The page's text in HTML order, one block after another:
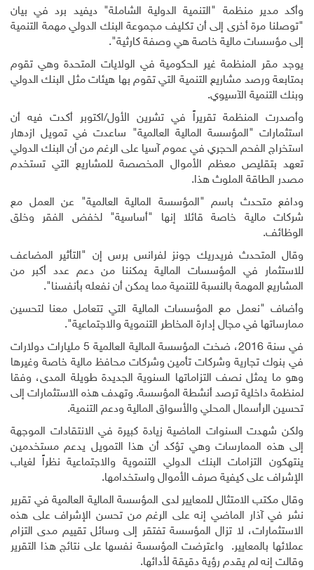
وأكد مدير منظمة "التنمية الدولية الشاملة" ديفيد برد في بيان
"توصلنا مرة أخرى إلى أن تكليف مجموعة البنك الدولي مهمة التنمية
إلى مؤسسات مالية خاصة هي وصفة كارثية".
يوجد مقر المنظمة غير الحكومية في الولايات المتحدة وهي تقوم
بمتابعة ورصد مشاريع التنمية التي تقوم بها هيئات مثل البنك الدولي
وبنك التنمية الآسيوي.
وأصدرت المنظمة تقريراً في تشرين الأول/اكتوبر أكدت فيه أن
استثمارات "المؤسسة المالية العالمية" ساعدت في تمويل ازدهار
استخراج الفحم الحجري في عموم آسيا على الرغم من أن البنك الدولي
تعهد بتقليص معظم الأموال المخصصة للمشاريع التي تستخدم
مصدر الطاقة الملوث هذا.
ودافع متحدث باسم "المؤسسة المالية العالمية" عن العمل مع
شركات مالية خاصة قائلا إنها "أساسية" لخفض الفقر وخلق
الوظائف.
وقال المتحدث فريدريك جونز لفرانس برس إن "التأثير المضاعف
للاستثمار في المؤسسات المالية يمكننا من دعم عدد أكبر من
المشاريع المهمة بالنسبة للتنمية مما يمكن أن نفعله بأنفسنا".
وأضاف "نعمل مع المؤسسات المالية التي تتعامل معنا لتحسين
ممارساتها في مجال إدارة المخاطر التنموية والاجتماعية".
في سنة 2016، ضخت المؤسسة المالية العالمية 5 مليارات دولارات
في بنوك تجارية وشركات تأمين وشركات محافظ مالية خاصة وغيرها
وهو ما يمثل نصف التزاماتها السنوية الجديدة طويلة المدى، وفقا
لمنظمة داخلية ترصد أنشطة المؤسسة. وتهدف هذه الاستثمارات إلى
تحسين الرأسمال المحلي والأسواق المالية ودعم التنمية.
ولكن شهدت السنوات الماضية زيادة كبيرة في الانتقادات الموجهة
إلى هذه الممارسات وهي تؤكد أن هذا التمويل يدعم مستخدمين
ينتهكون التزامات البنك الدولي التنموية والاجتماعية نظراً لغياب
الإشراف على كيفية صرف الأموال واستخدامها.
وقال مكتب الامتثال للمعايير لدى المؤسسة المالية العالمية في تقرير
نشر في آذار الماضي إنه على الرغم من تحسن الإشراف على هذه
الاستثمارات، لا تزال المؤسسة تفتقر إلى وسائل تقييم مدى التزام
عملائها بالمعايير. واعترضت المؤسسة نفسها على نتائج هذا التقرير
وقالت إنه لم يقدم رؤية دقيقة لأدائها.